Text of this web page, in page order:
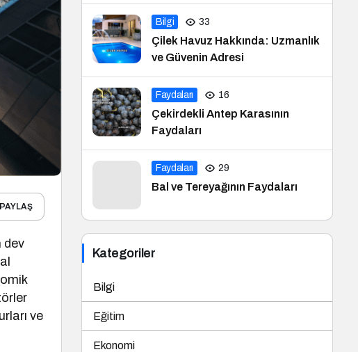
PAYLAŞ
dev
ve
Bilgi 33
Çilek Havuz Hakkında: Uzmanlık
ve Güvenin Adresi
Faydaları 16
Çekirdekli Antep Karasının
Faydaları
Faydaları 29
Bal ve Tereyağının Faydaları
Kategoriler
Bilgi
Eğitim
Ekonomi